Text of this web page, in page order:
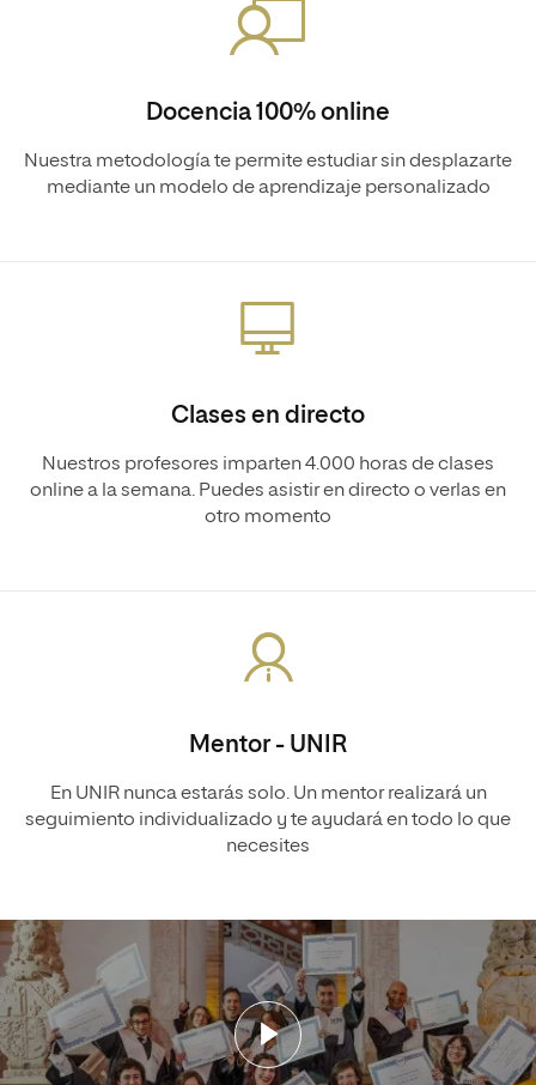
Docencia 100% online
Nuestra metodología te permite estudiar sin desplazarte
mediante un modelo de aprendizaje personalizado
Clases en directo
Nuestros profesores imparten 4.000 horas de clases
online a la semana. Puedes asistir en directo o verlas en
otro momento
Mentor - UNIR
En UNIR nunca estarás solo. Un mentor realizará un
seguimiento individualizado y te ayudará en todo lo que
necesites